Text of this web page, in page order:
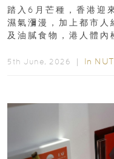
踏入6月芒種，香港迎
濕氣瀰漫，加上都市人
及油膩食物，港人體內
狀...
5th June, 2026 ｜ In